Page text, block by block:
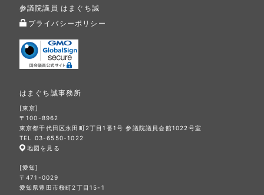
参議院議員 はまぐち誠
プライバシーポリシー
はまぐち誠事務所
[東京]
〒100-8962
東京都千代田区永田町2丁目1番1号 参議院議員会館1022号室
TEL 03-6550-1022
地図を見る
[愛知]
〒471-0029
愛知県豊田市桜町2丁目15-1